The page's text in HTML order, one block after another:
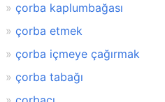
çorba kaplumbağası
çorba etmek
çorba içmeye çağırmak
çorba tabağı